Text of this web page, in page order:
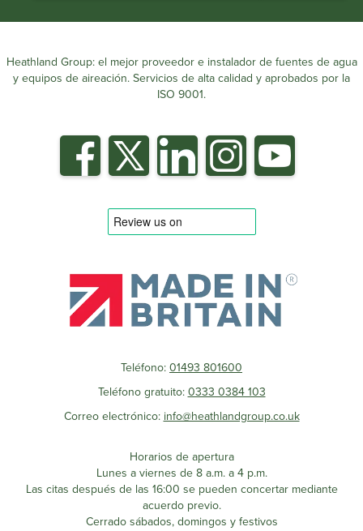
Heathland Group: el mejor proveedor e instalador de fuentes de agua
y equipos de aireación. Servicios de alta calidad y aprobados por la
ISO 9001.
Teléfono:01493 801600
Teléfono gratuito:0333 0384 103
Correo electrónico: info@heathlandgroup.co.uk
Horarios de apertura
Lunes a viernes de 8 a.m. a 4 p.m.
Las citas después de las 16:00 se pueden concertar mediante
acuerdo previo.
Cerrado sábados, domingos y festivos